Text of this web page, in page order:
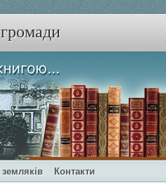
Контакти